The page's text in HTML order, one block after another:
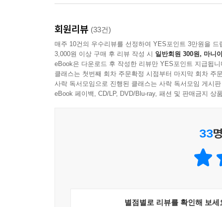
*끝없이 변화하는 우리의 인생이 담겨 있다. 보다
*위로를 바라는 사람들의 마음속 빈자리를 상냥하
*마음을 뒤흔드는, 눈물이 나는, 그러면서도 웃게
*음울한 현대를 행복으로 채색하는 이와이 ?지의
*모두가 가면을 쓰는 이 시대에 이와이 ?지가 던
회원리뷰 (33건)
매주 10건의 우수리뷰를 선정하여 YES포인트 3만원을 드
3,000원 이상 구매 후 리뷰 작성 시 일반회원 300원, 마니
eBook은 다운로드 후 작성한 리뷰만 YES포인트 지급됩니
클래스는 첫번째 회차 주문확정 시점부터 마지막 회차 주
사락 독서모임으로 진행된 클래스는 사락 독서모임 게시
eBook 페이백, CD/LP, DVD/Blu-ray, 패션 및 판매금지 상
33
별점별로 리뷰를 확인해 보세